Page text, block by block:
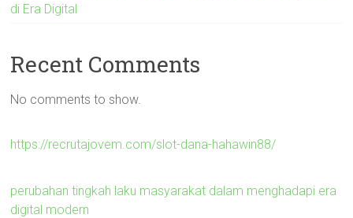
di Era Digital
Recent Comments
No comments to show.
https://recrutajovem.com/slot-dana-hahawin88/
perubahan tingkah laku masyarakat dalam menghadapi era
digital modern